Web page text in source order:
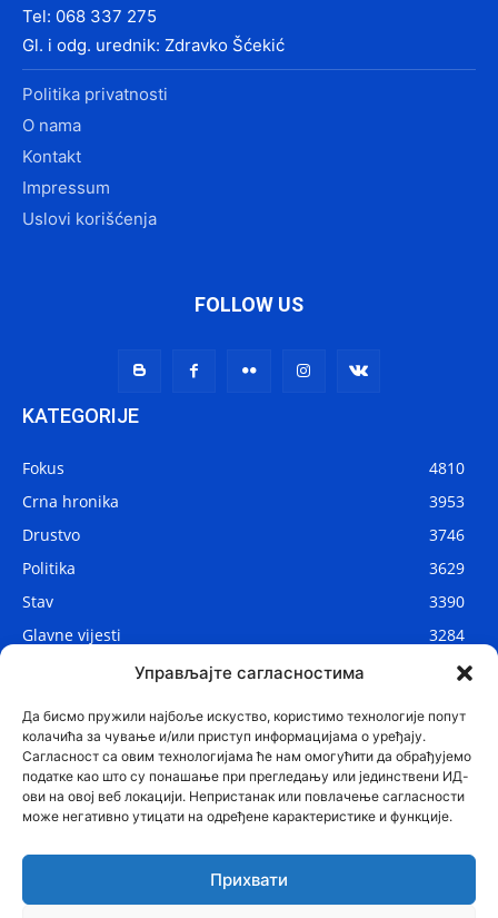
Управљајте сагласностима
Да бисмо пружили најбоље искуство, користимо технологије попут
колачића за чување и/или приступ информацијама о уређају.
Сагласност са овим технологијама ће нам омогућити да обрађујемо
податке као што су понашање при прегледању или јединствени ИД-
ови на овој веб локацији. Непристанак или повлачење сагласности
може негативно утицати на одређене карактеристике и функције.
Прихвати
Tel: 068 337 275
Gl. i odg. urednik: Zdravko Šćekić
Politika privatnosti
O nama
Kontakt
Impressum
Uslovi korišćenja
FOLLOW US
KATEGORIJE
Fokus
4810
Crna hronika
3953
Drustvo
3746
Politika
3629
Stav
3390
Glavne vijesti
3284
2906